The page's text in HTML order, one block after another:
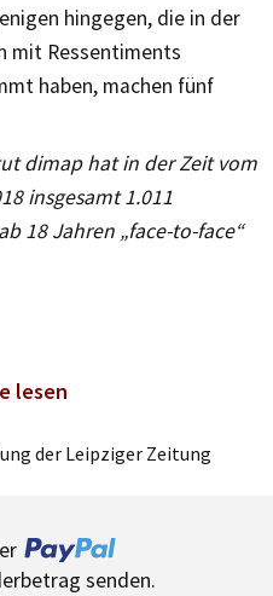
hingegen, die in der
mit Ressentiments
haben, machen fünf
dimap hat in der Zeit vom
insgesamt 1.011
18 Jahren „face-to-face“
lesen
der Leipziger Zeitung
senden.